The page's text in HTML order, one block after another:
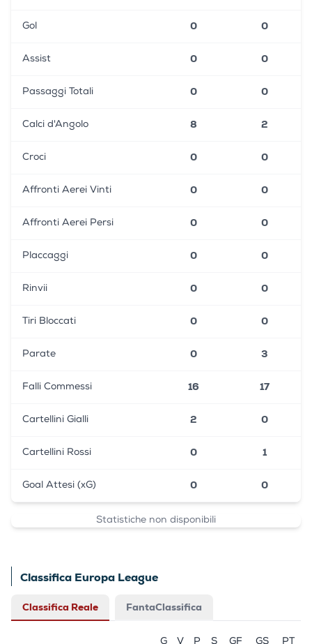
Gol 0 0
Assist 0 0
Passaggi Totali 0 0
Calci d'Angolo 8 2
Croci 0 0
Affronti Aerei Vinti 0 0
Affronti Aerei Persi 0 0
Placcaggi 0 0
Rinvii 0 0
Tiri Bloccati 0 0
Parate 0 3
Falli Commessi 16 17
Cartellini Gialli 2 0
Cartellini Rossi 0 1
Goal Attesi (xG) 0 0
Statistiche non disponibili
Classifica Europa League
Classifica Reale FantaClassifica
G V P S GF GS PT